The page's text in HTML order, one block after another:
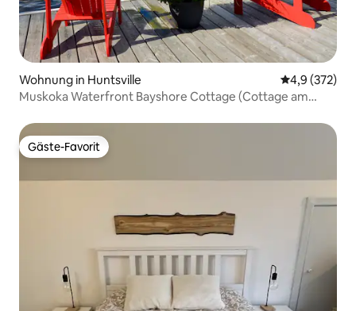
Wohnung in Huntsville
4,9 (372)
Muskoka Waterfront Bayshore Cottage (Cottage am
Gäste-Favorit
Gäste-Favorit